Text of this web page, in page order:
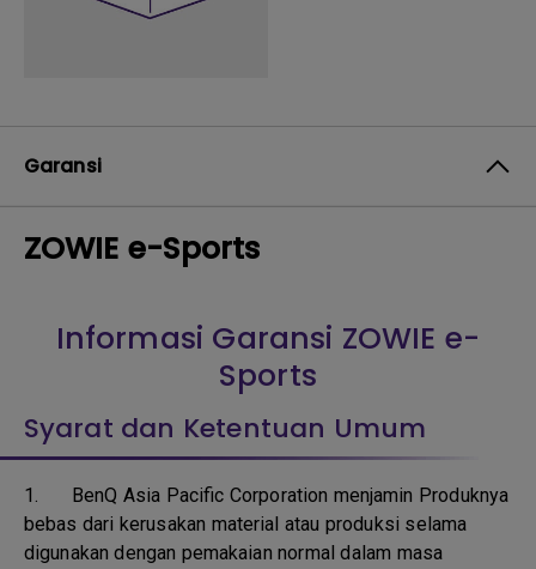
Garansi
ZOWIE e-Sports
Informasi Garansi ZOWIE e-
Sports
Syarat dan Ketentuan Umum
1. BenQ Asia Pacific Corporation menjamin Produknya
bebas dari kerusakan material atau produksi selama
digunakan dengan pemakaian normal dalam masa